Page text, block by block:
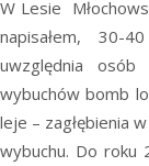
W Lesie
napisałem, 30-
uwzględnia osób
wybuchów bomb
leje – zagłębienia
wybuchu. Do roku